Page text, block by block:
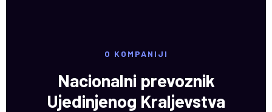
O KOMPANIJI
Nacionalni prevoznik
Ujedinjenog Kraljevstva